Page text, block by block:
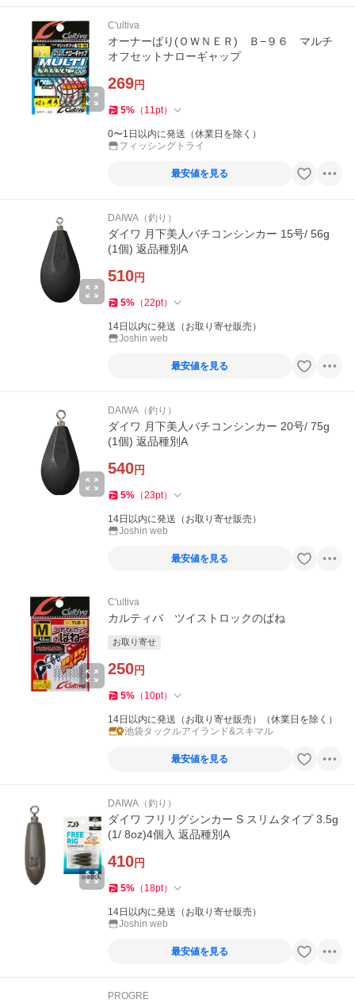
C'ultiva
オーナーばり(ＯＷＮＥＲ) Ｂ−９６ マルチ
オフセットナローギャップ
269円
5% （ 11pt）
0〜1日以内に発送（休業日を除く）
フィッシングトライ
最安値を見る
DAIWA（釣り）
ダイワ 月下美人バチコンシンカー 15号/ 56g
(1個) 返品種別A
510円
5% （22pt）
14日以内に発送（お取り寄せ販売）
Joshin web
最安値を見る
DAIWA（釣り）
ダイワ 月下美人バチコンシンカー 20号/ 75g
(1個) 返品種別A
540円
5% （23pt）
14日以内に発送（お取り寄せ販売）
Joshin web
最安値を見る
C'ultiva
カルティバ ツイストロックのばね
お取り寄せ
250円
5% （ 10pt）
14日以内に発送（お取り寄せ販売）（休業日を除く）
池袋タックルアイランド&スキマル
最安値を見る
DAIWA（釣り）
ダイワ フリリグシンカー S スリムタイプ 3.5g
(1/ 8oz)4個入 返品種別A
410円
5% （ 18pt）
14日以内に発送（お取り寄せ販売）
Joshin web
最安値を見る
PROGRE